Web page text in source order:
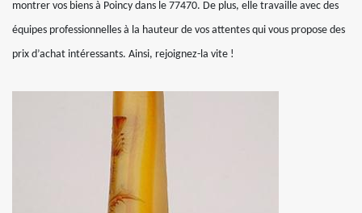
montrer vos biens à Poincy dans le 77470. De plus, elle travaille avec des
équipes professionnelles à la hauteur de vos attentes qui vous propose des
prix d’achat intéressants. Ainsi, rejoignez-la vite !